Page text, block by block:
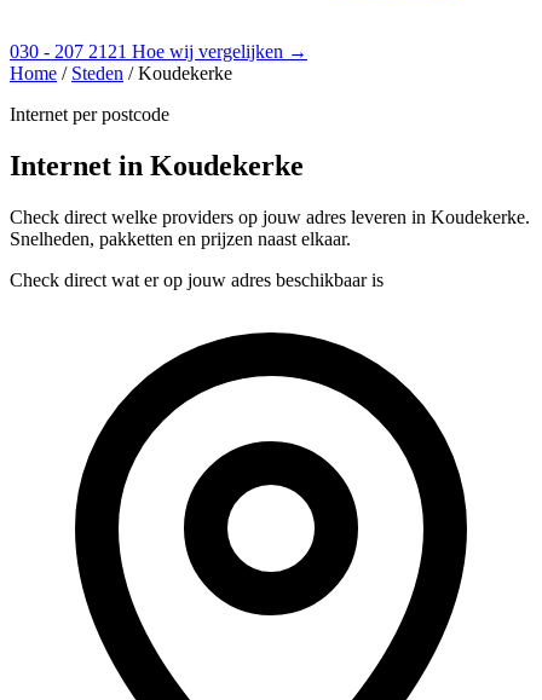
030 - 207 2121 Hoe wij vergelijken →
Home / Steden / Koudekerke
Internet per postcode
Internet in Koudekerke
Check direct welke providers op jouw adres leveren in Koudekerke.
Snelheden, pakketten en prijzen naast elkaar.
Check direct wat er op jouw adres beschikbaar is